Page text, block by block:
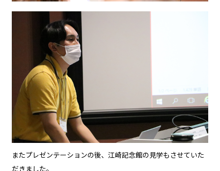
またプレゼンテーションの後、江崎記念館の見学もさせていた
だきました。